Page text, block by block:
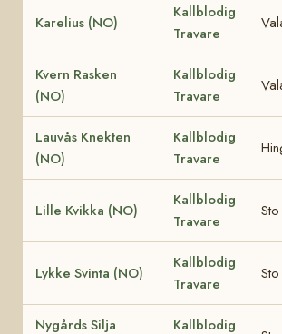
Karelius (NO)
Kallblodig
Travare
Kvern Rasken
(NO)
Kallblodig
Travare
Lauvås Knekten
(NO)
Kallblodig
Travare
Lille Kvikka (NO)
Kallblodig
Travare
Sto
Lykke Svinta (NO)
Kallblodig
Travare
Sto
Nygårds Silja
Kallblodig